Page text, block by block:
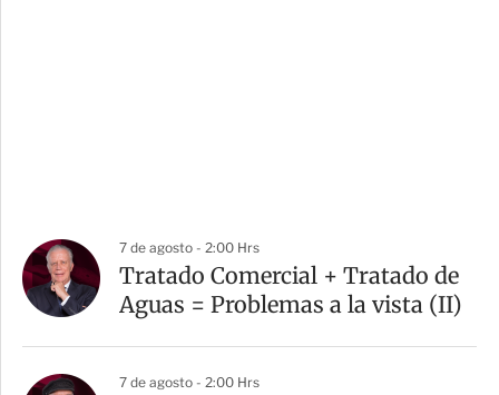
7 de agosto - 2:00 Hrs
Tratado Comercial + Tratado de
Aguas = Problemas a la vista (II)
7 de agosto - 2:00 Hrs